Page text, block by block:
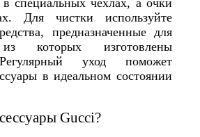
специальных чехлах, а очки
Для чистки используйте
предназначенные для
которых изготовлены
уход поможет
в идеальном состоянии
Gucci?